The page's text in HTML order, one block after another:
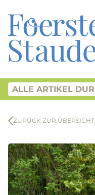
ZURÜCK ZUR ÜBERSICHT